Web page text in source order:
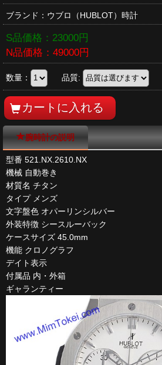
ブランド： ウブロ （HUBLOT）時計
S品価格： 23000円
N品価格： 49000円
数量： 品質:
腕時計の説明
型番 521.NX.2610.NX
機械 自動巻き
材質名 チタン
タイプ メンズ
文字盤色 オパーリンシルバー
外装特徴 シースルーバック
ケースサイズ 45.0mm
機能 クロノグラフ
デイト表示
付属品 内・外箱
ギャランティー